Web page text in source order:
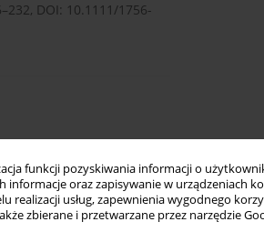
funkcji pozyskiwania informacji o
oraz zapisywanie w urządzeniach
realizacji usług, zapewnienia wygodnego
zbierane i przetwarzane przez narzędzie
DOI: 10.1111/1756-
with systemic lupus